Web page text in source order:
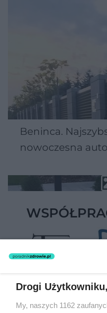
Beninca.
nowoczesna
Drogi Użytkowniku,
My, naszych 1162